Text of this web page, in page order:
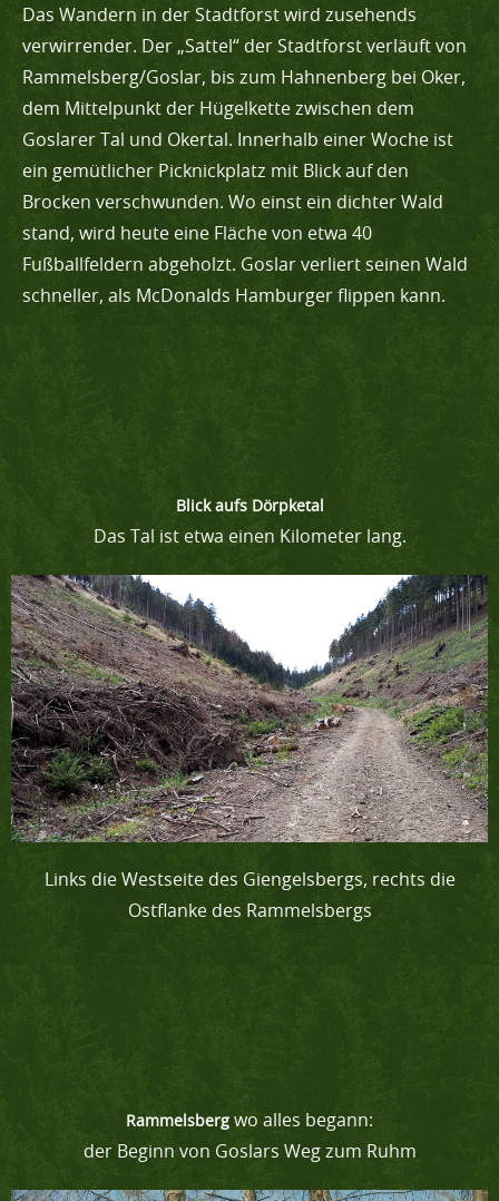
Das Wandern in der Stadtforst wird zusehends
verwirrender. Der „Sattel“ der Stadtforst verläuft von
Rammelsberg/Goslar, bis zum Hahnenberg bei Oker,
dem Mittelpunkt der Hügelkette zwischen dem
Goslarer Tal und Okertal. Innerhalb einer Woche ist
ein gemütlicher Picknickplatz mit Blick auf den
Brocken verschwunden. Wo einst ein dichter Wald
stand, wird heute eine Fläche von etwa 40
Fußballfeldern abgeholzt. Goslar verliert seinen Wald
schneller, als McDonalds Hamburger flippen kann.
Blick aufs Dörpketal
Das Tal ist etwa einen Kilometer lang.
Links die Westseite des Giengelsbergs, rechts die
Ostflanke des Rammelsbergs
Rammelsberg wo alles begann:
der Beginn von Goslars Weg zum Ruhm